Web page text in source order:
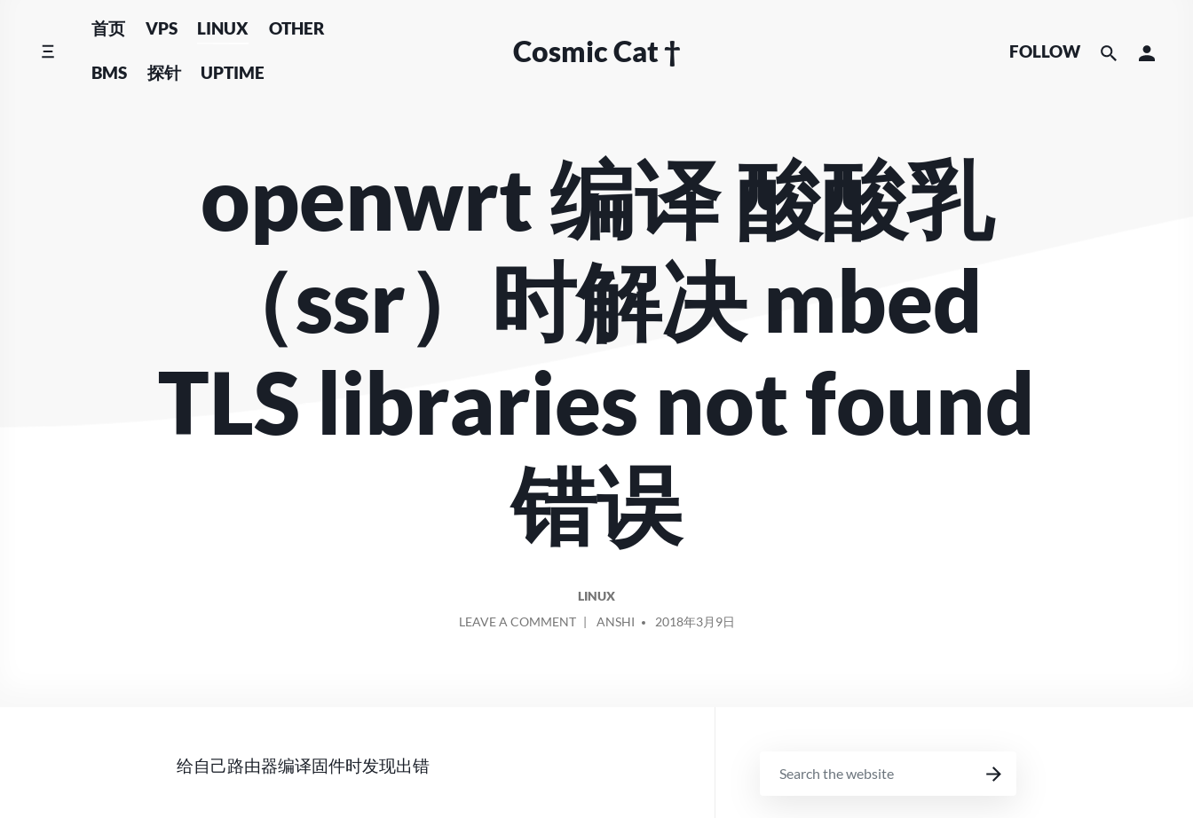
content
首页 VPS LINUX OTHER
BMS 探针 UPTIME
Cosmic Cat † FOLLOW
openwrt 编译 酸酸乳
（ssr）时解决 mbed
TLS libraries not found
错误
LINUX
LEAVE A COMMENTON
POSTED
ANSHI 2018年3月9日
给自己路由器编译固件时发现出错 SEARCH